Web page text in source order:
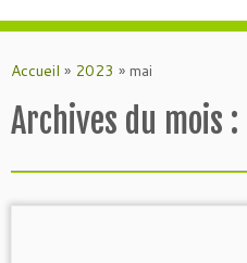
auAccueil » 2023 » mai
Archives du mois :